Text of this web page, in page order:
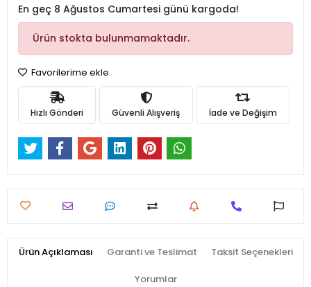
En geç 8 Ağustos Cumartesi günü kargoda!
Ürün stokta bulunmamaktadır.
Favorilerime ekle
Hızlı Gönderi Güvenli Alışveriş İade ve Değişim
Ürün Açıklaması Garanti ve Teslimat Taksit Seçenekleri
Yorumlar